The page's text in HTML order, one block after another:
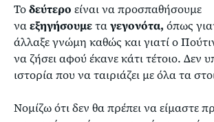
Τοδεύτερο είναι να προσπαθήσουμε
ναεξηγήσουμεταγεγονότα, όπως
άλλαξε γνώμη καθώς και γιατί ο
να ζήσει αφού έκανε κάτι τέτοιο. Δεν
ιστορία που να ταιριάζει με όλα τα
Νομίζω ότι δεν θα πρέπει να είμαστε